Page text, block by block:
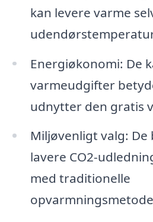
kan levere varme
Energiøkonomi: De
varmeudgifter
udnytter den gratis
Miljøvenligt valg:
lavere CO2-
med traditionelle